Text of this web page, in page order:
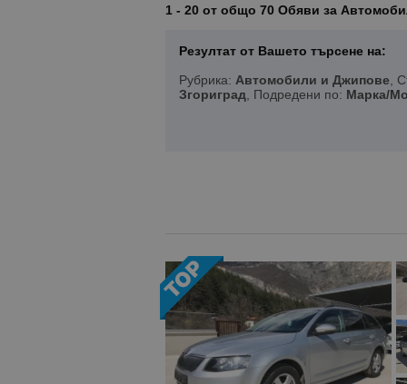
1 - 20 от общо 70 Обяви за
Резултат от Вашето търсене на:
Рубрика: Автомобили и Джипове,
Згориград, Подредени по: Марка/